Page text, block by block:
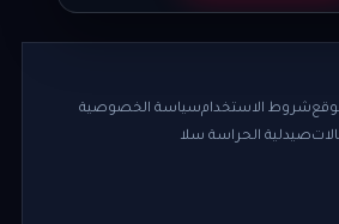
شروط الاستخدامسياسة الخصوصية
صيدلية الحراسة سلا